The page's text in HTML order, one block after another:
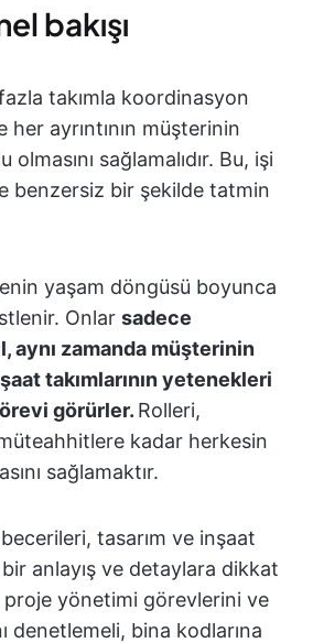
bakışı
takımla koordinasyon
her ayrıntının müşterinin
sağlamalıdır. Bu, işi
benzersiz bir şekilde tatmin
yaşam döngüsü boyunca
Onlar sadece
aynı zamanda müşterinin
takımlarının yetenekleri
görürler. Rolleri,
kadar herkesin
sağlamaktır.
tasarım ve inşaat
anlayış ve detaylara dikkat
yönetimi görevlerini ve
denetlemeli, bina kodlarına